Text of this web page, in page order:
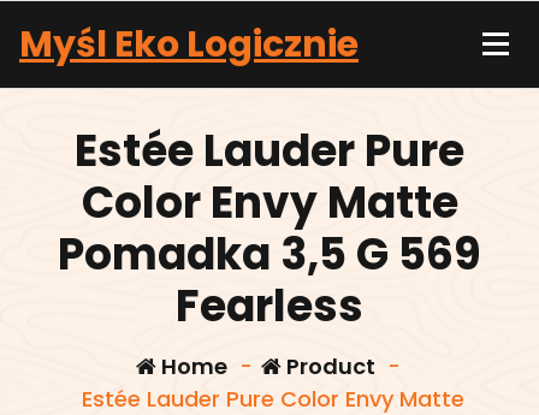
content
Myśl Eko Logicznie
Estée Lauder Pure
Color Envy Matte
Pomadka 3,5 G 569
Fearless
Home- Product -
Estée Lauder Pure Color Envy Matte